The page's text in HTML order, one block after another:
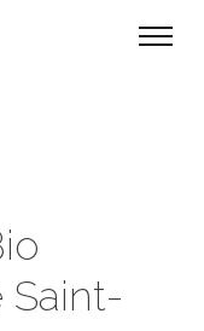
Saint-